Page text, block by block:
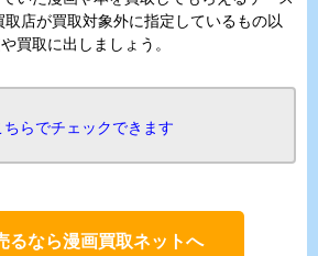
店が買取対象外に指定しているもの以
買取に出しましょう。
らでチェックできます
るなら漫画買取ネットへ